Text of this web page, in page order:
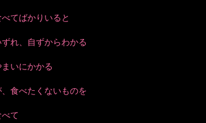
べてばかりいると
ずれ、自ずからわかる
まいにかかる
、食べたくないものを
べて